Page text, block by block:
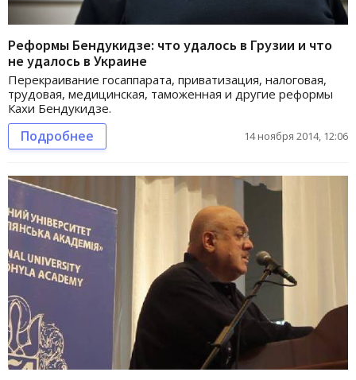
Реформы Бендукидзе: что удалось в Грузии и что
не удалось в Украине
Перекраивание госаппарата, приватизация, налоговая,
трудовая, медицинская, таможенная и другие реформы
Кахи Бендукидзе.
Подробнее 14 ноября 2014, 12:06